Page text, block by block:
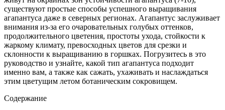
существуют простые способы успешного выращивания
агапантуса даже в северных регионах. Агапантус заслуживает
внимания из-за его очаровательных голубых оттенков,
продолжительного цветения, простоты ухода, стойкости к
жаркому климату, превосходных цветов для срезки и
склонности к выращиванию в горшках. Погрузитесь в это
руководство и узнайте, какой тип агапантуса подходит
именно вам, а также как сажать, ухаживать и наслаждаться
этим цветущим летом ботаническим сокровищем.
Содержание